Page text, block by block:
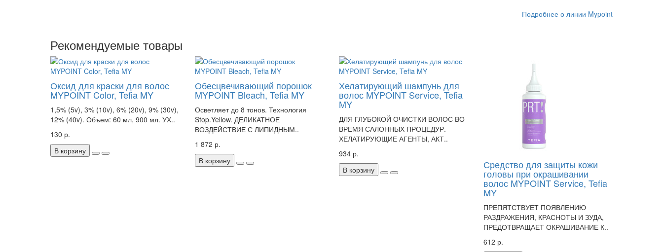
Подробнее о линии Mypoint
Рекомендуемые товары
Оксид для краски для волос
MYPOINT Color, Tefia MY
1,5% (5v), 3% (10v), 6% (20v), 9% (30v),
12% (40v). Объем: 60 мл, 900 мл. УХ..
130 р.
В корзину
Обесцвечивающий порошок
MYPOINT Bleach, Tefia MY
Осветляет до 8 тонов. Технология
Stop.Yellow. ДЕЛИКАТНОЕ
ВОЗДЕЙСТВИЕ С ЛИПИДНЫМ..
1 872 р.
В корзину
Хелатирующий шампунь для
волос MYPOINT Service, Tefia
MY
ДЛЯ ГЛУБОКОЙ ОЧИСТКИ ВОЛОС ВО
ВРЕМЯ САЛОННЫХ ПРОЦЕДУР.
ХЕЛАТИРУЮЩИЕ АГЕНТЫ, АКТ..
934 р.
В корзину
Средство для защиты кожи
головы при окрашивании
волос MYPOINT Service, Tefia
MY
ПРЕПЯТСТВУЕТ ПОЯВЛЕНИЮ
РАЗДРАЖЕНИЯ, КРАСНОТЫ И ЗУДА,
ПРЕДОТВРАЩАЕТ ОКРАШИВАНИЕ К..
612 р.